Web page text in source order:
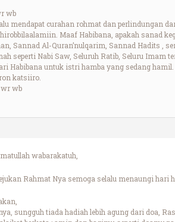
wb
mendapat curahan rohmat dan perlindungan
Maaf Habibana, apakah sanad
Sannad Al-Quran’nulqarim, Sannad Hadits ,
seperti Nabi Saw, Seluruh Ratib, Seluru
Habibana untuk istri hamba yang sedang hamil.
katsiiro.
wb
wabarakatuh,
Rahmat Nya semoga selalu menaungi hari
sungguh tiada hadiah lebih agung dari doa,